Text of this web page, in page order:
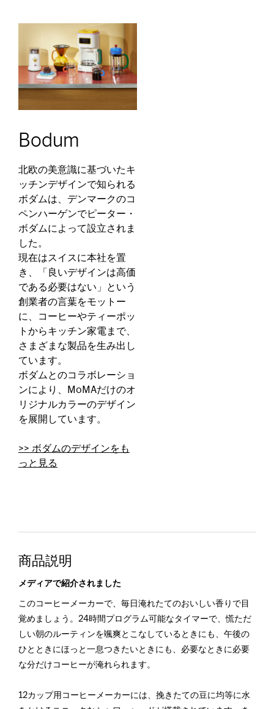
Bodum
北欧の美意識に基づいたキ
ッチンデザインで知られる
ボダムは、デンマークのコ
ペンハーゲンでピーター・
ボダムによって設立されま
した。
現在はスイスに本社を置
き、「良いデザインは高価
である必要はない」という
創業者の言葉をモットー
に、コーヒーやティーポッ
トからキッチン家電まで、
さまざまな製品を生み出し
ています。
ボダムとのコラボレーショ
ンにより、MoMAだけのオ
リジナルカラーのデザイン
を展開しています。
>> ボダムのデザインをも
っと見る
商品説明
メディアで紹介されました
このコーヒーメーカーで、毎日淹れたてのおいしい香りで目
覚めましょう。24時間プログラム可能なタイマーで、慌ただ
しい朝のルーティンを颯爽とこなしているときにも、午後の
ひとときにほっと一息つきたいときにも、必要なときに必要
な分だけコーヒーが淹れられます。
12カップ用コーヒーメーカーには、挽きたての豆に均等に水